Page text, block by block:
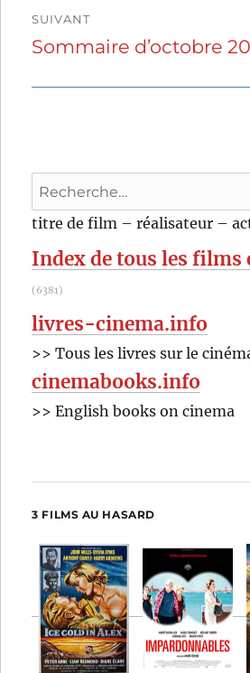
SUIVANT
Publication
Sommaire d’octobre
Recherche
pour
:
titre de film – réalisateur –
Index de tous les films
(6381)
livres-cinema.info
>> Tous les livres sur le
cinemabooks.info
>> English books on cinema
3 FILMS AU HASARD